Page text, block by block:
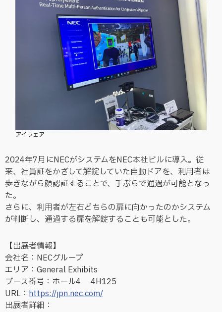
アイウェア
2024年7月にNECがシステムをNEC本社ビルに導入。従
来、社員証をかざして解錠していた自動ドアを、利用者は
歩きながら顔認証することで、手ぶらで通過が可能となっ
た。
さらに、利用者が左右どちらの扉に向かったのかシステム
が判断し、通過する扉を解錠することも可能とした。
【出展者情報】
会社名：NECグループ
エリア：General Exhibits
ブース番号：ホール4 4H125
URL： https://jpn.nec.com/
出展者詳細：